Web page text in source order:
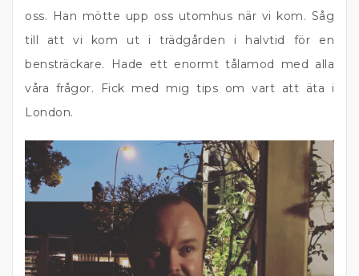
oss. Han mötte upp oss utomhus när vi kom. Såg
till att vi kom ut i trädgården i halvtid för en
bensträckare. Hade ett enormt tålamod med alla
våra frågor. Fick med mig tips om vart att äta i
London.